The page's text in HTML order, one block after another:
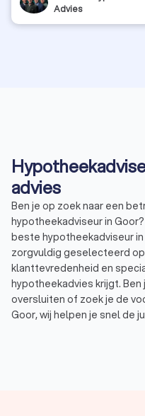
Advies
advies
Ben je op zoek naar een
hypotheekadviseur in
beste hypotheekadviseur
zorgvuldig geselecteerd op
klanttevredenheid en
hypotheekadvies krijgt.
oversluiten of zoek je de
Goor, wij helpen je snel de